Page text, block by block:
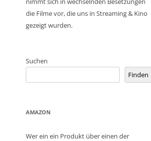
die Filme vor, die uns in Streaming & Kino
gezeigt wurden.
Suchen
Finden
AMAZON
Wer ein ein Produkt über einen der